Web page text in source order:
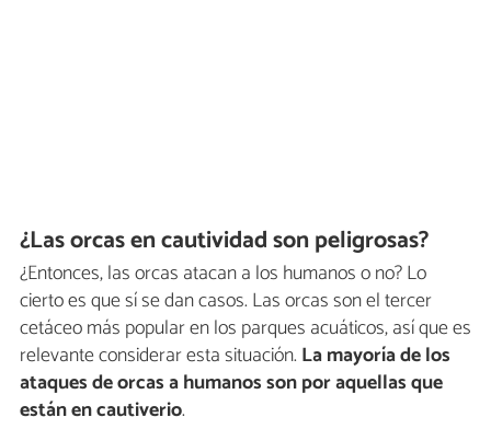
¿Las orcas en cautividad son peligrosas?
¿Entonces, las orcas atacan a los humanos o no? Lo
cierto es que sí se dan casos. Las orcas son el tercer
cetáceo más popular en los parques acuáticos, así que es
relevante considerar esta situación. La mayoría de los
ataques de orcas a humanos son por aquellas que
están en cautiverio.